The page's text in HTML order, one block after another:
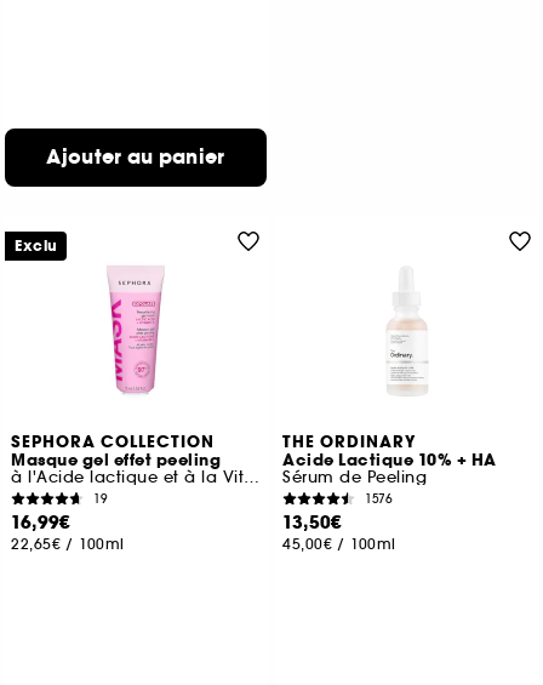
Ajouter au panier
SEPHORA COLLECTION
Masque gel effet peeling
à l'Acide lactique et à la Vitamine C
19
16,99€
22,65€ / 100ml
Exclu
THE ORDINARY
Acide Lactique 10% + HA
Sérum de Peeling
1576
13,50€
45,00€ / 100ml